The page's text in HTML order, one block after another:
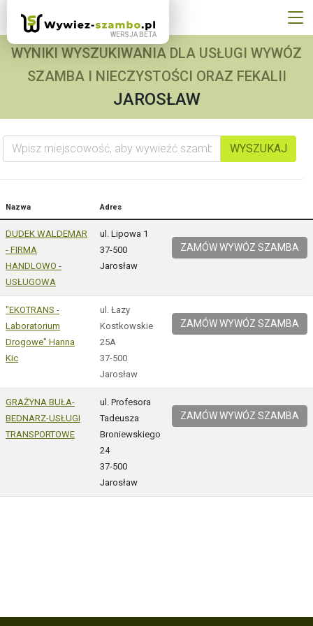
WYNIKI WYSZUKIWANIA DLA USŁUGI WYWÓZ
SZAMBA I NIECZYSTOŚCI ORAZ FEKALII
JAROSŁAW
Wpisz miejscowość, aby wywieźć szambo
WYSZUKAJ
Nazwa Adres
DUDEK WALDEMAR
- FIRMA
HANDLOWO -
USŁUGOWA
ul. Lipowa 1
37-500
Jarosław
ZAMÓW WYWÓZ SZAMBA
"EKOTRANS -
Laboratorium
Drogowe" Hanna
Kic
ul. Łazy
Kostkowskie
25A
37-500
Jarosław
ZAMÓW WYWÓZ SZAMBA
GRAŻYNA BUŁA-
BEDNARZ-USŁUGI
TRANSPORTOWE
ul. Profesora
Tadeusza
Broniewskiego
24
37-500
Jarosław
ZAMÓW WYWÓZ SZAMBA